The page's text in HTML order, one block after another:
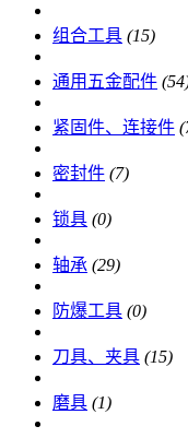
组合工具 (15)
通用五金配件
紧固件、连接件
密封件 (7)
锁具 (0)
轴承 (29)
防爆工具 (0)
刀具、夹具 (15)
磨具 (1)